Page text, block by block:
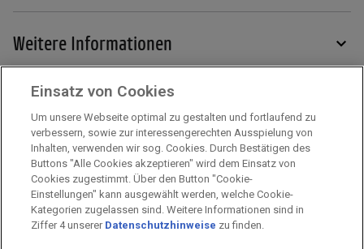
Weitere Informationen
Mehr zu PAYBACK
Impressum
Einsatz von Cookies
Um unsere Webseite optimal zu gestalten und fortlaufend zu
verbessern, sowie zur interessengerechten Ausspielung von
Inhalten, verwenden wir sog. Cookies. Durch Bestätigen des
Buttons "Alle Cookies akzeptieren" wird dem Einsatz von
Cookies zugestimmt. Über den Button "Cookie-
Einstellungen" kann ausgewählt werden, welche Cookie-
Kategorien zugelassen sind. Weitere Informationen sind in
Ziffer 4 unserer Datenschutzhinweise zu finden.